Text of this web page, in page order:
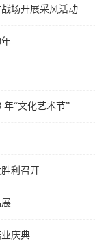
场开展采风活动
年“文化艺术节”
利召开
庆典